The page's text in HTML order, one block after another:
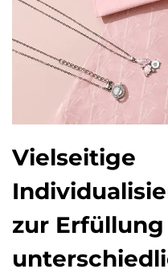
Vielseitige
zur Erfüllung